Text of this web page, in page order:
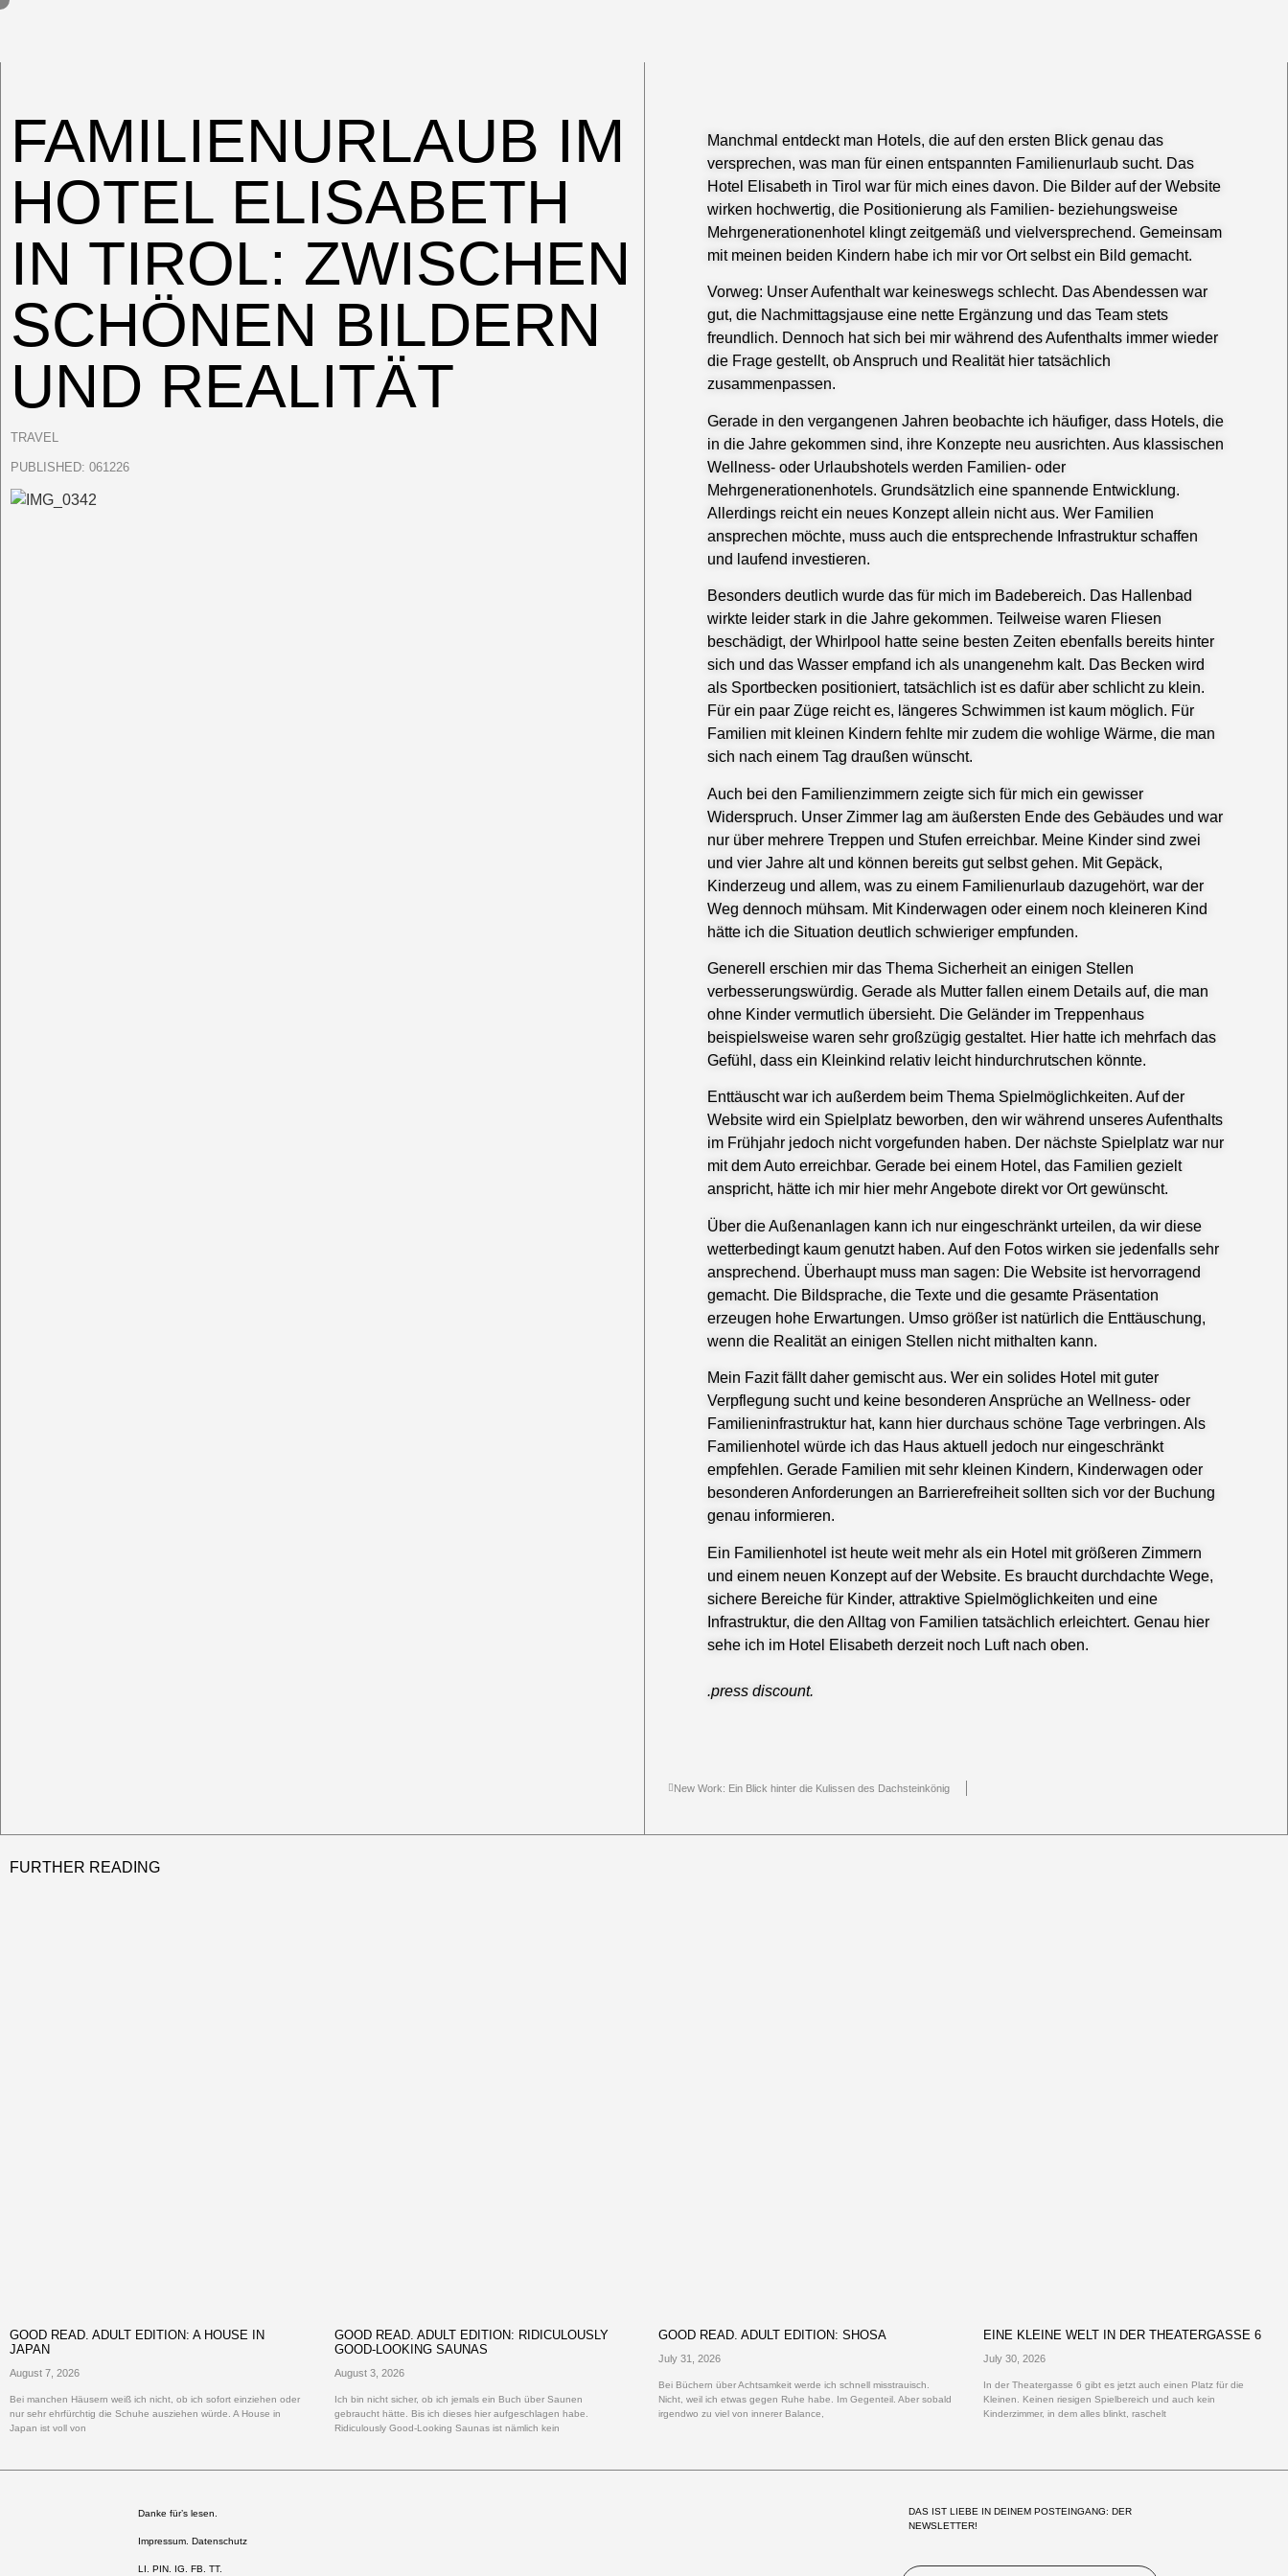
FAMILIENURLAUB IM
HOTEL ELISABETH
IN TIROL: ZWISCHEN
SCHÖNEN BILDERN
UND REALITÄT
TRAVEL
PUBLISHED: 061226
Manchmal entdeckt man Hotels, die auf den ersten Blick genau das
versprechen, was man für einen entspannten Familienurlaub sucht. Das
Hotel Elisabeth in Tirol war für mich eines davon. Die Bilder auf der Website
wirken hochwertig, die Positionierung als Familien- beziehungsweise
Mehrgenerationenhotel klingt zeitgemäß und vielversprechend. Gemeinsam
mit meinen beiden Kindern habe ich mir vor Ort selbst ein Bild gemacht.
Vorweg: Unser Aufenthalt war keineswegs schlecht. Das Abendessen war
gut, die Nachmittagsjause eine nette Ergänzung und das Team stets
freundlich. Dennoch hat sich bei mir während des Aufenthalts immer wieder
die Frage gestellt, ob Anspruch und Realität hier tatsächlich
zusammenpassen.
Gerade in den vergangenen Jahren beobachte ich häufiger, dass Hotels, die
in die Jahre gekommen sind, ihre Konzepte neu ausrichten. Aus klassischen
Wellness- oder Urlaubshotels werden Familien- oder
Mehrgenerationenhotels. Grundsätzlich eine spannende Entwicklung.
Allerdings reicht ein neues Konzept allein nicht aus. Wer Familien
ansprechen möchte, muss auch die entsprechende Infrastruktur schaffen
und laufend investieren.
Besonders deutlich wurde das für mich im Badebereich. Das Hallenbad
wirkte leider stark in die Jahre gekommen. Teilweise waren Fliesen
beschädigt, der Whirlpool hatte seine besten Zeiten ebenfalls bereits hinter
sich und das Wasser empfand ich als unangenehm kalt. Das Becken wird
als Sportbecken positioniert, tatsächlich ist es dafür aber schlicht zu klein.
Für ein paar Züge reicht es, längeres Schwimmen ist kaum möglich. Für
Familien mit kleinen Kindern fehlte mir zudem die wohlige Wärme, die man
sich nach einem Tag draußen wünscht.
Auch bei den Familienzimmern zeigte sich für mich ein gewisser
Widerspruch. Unser Zimmer lag am äußersten Ende des Gebäudes und war
nur über mehrere Treppen und Stufen erreichbar. Meine Kinder sind zwei
und vier Jahre alt und können bereits gut selbst gehen. Mit Gepäck,
Kinderzeug und allem, was zu einem Familienurlaub dazugehört, war der
Weg dennoch mühsam. Mit Kinderwagen oder einem noch kleineren Kind
hätte ich die Situation deutlich schwieriger empfunden.
Generell erschien mir das Thema Sicherheit an einigen Stellen
verbesserungswürdig. Gerade als Mutter fallen einem Details auf, die man
ohne Kinder vermutlich übersieht. Die Geländer im Treppenhaus
beispielsweise waren sehr großzügig gestaltet. Hier hatte ich mehrfach das
Gefühl, dass ein Kleinkind relativ leicht hindurchrutschen könnte.
Enttäuscht war ich außerdem beim Thema Spielmöglichkeiten. Auf der
Website wird ein Spielplatz beworben, den wir während unseres Aufenthalts
im Frühjahr jedoch nicht vorgefunden haben. Der nächste Spielplatz war nur
mit dem Auto erreichbar. Gerade bei einem Hotel, das Familien gezielt
anspricht, hätte ich mir hier mehr Angebote direkt vor Ort gewünscht.
Über die Außenanlagen kann ich nur eingeschränkt urteilen, da wir diese
wetterbedingt kaum genutzt haben. Auf den Fotos wirken sie jedenfalls sehr
ansprechend. Überhaupt muss man sagen: Die Website ist hervorragend
gemacht. Die Bildsprache, die Texte und die gesamte Präsentation
erzeugen hohe Erwartungen. Umso größer ist natürlich die Enttäuschung,
wenn die Realität an einigen Stellen nicht mithalten kann.
Mein Fazit fällt daher gemischt aus. Wer ein solides Hotel mit guter
Verpflegung sucht und keine besonderen Ansprüche an Wellness- oder
Familieninfrastruktur hat, kann hier durchaus schöne Tage verbringen. Als
Familienhotel würde ich das Haus aktuell jedoch nur eingeschränkt
empfehlen. Gerade Familien mit sehr kleinen Kindern, Kinderwagen oder
besonderen Anforderungen an Barrierefreiheit sollten sich vor der Buchung
genau informieren.
Ein Familienhotel ist heute weit mehr als ein Hotel mit größeren Zimmern
und einem neuen Konzept auf der Website. Es braucht durchdachte Wege,
sichere Bereiche für Kinder, attraktive Spielmöglichkeiten und eine
Infrastruktur, die den Alltag von Familien tatsächlich erleichtert. Genau hier
sehe ich im Hotel Elisabeth derzeit noch Luft nach oben.
.press discount.
New Work: Ein Blick hinter die Kulissen des Dachsteinkönig
FURTHER READING
GOOD READ. ADULT EDITION: A HOUSE IN
JAPAN
August 7, 2026
Bei manchen Häusern weiß ich nicht, ob ich sofort einziehen oder
nur sehr ehrfürchtig die Schuhe ausziehen würde. A House in
Japan ist voll von
GOOD READ. ADULT EDITION: RIDICULOUSLY
GOOD-LOOKING SAUNAS
August 3, 2026
Ich bin nicht sicher, ob ich jemals ein Buch über Saunen
gebraucht hätte. Bis ich dieses hier aufgeschlagen habe.
Ridiculously Good-Looking Saunas ist nämlich kein
GOOD READ. ADULT EDITION: SHOSA
July 31, 2026
Bei Büchern über Achtsamkeit werde ich schnell misstrauisch.
Nicht, weil ich etwas gegen Ruhe habe. Im Gegenteil. Aber sobald
irgendwo zu viel von innerer Balance,
EINE KLEINE WELT IN DER THEATERGASSE 6
July 30, 2026
In der Theatergasse 6 gibt es jetzt auch einen Platz für die
Kleinen. Keinen riesigen Spielbereich und auch kein
Kinderzimmer, in dem alles blinkt, raschelt
Danke für’s lesen.
Impressum. Datenschutz
LI . PIN. IG. FB. TT.
DAS IST LIEBE IN DEINEM POSTEINGANG: DER
NEWSLETTER!